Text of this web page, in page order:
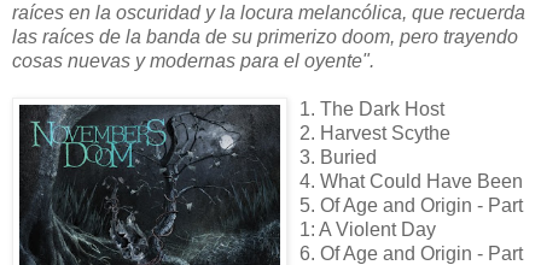
raíces en la oscuridad y la locura melancólica, que recuerda
las raíces de la banda de su primerizo doom, pero trayendo
cosas nuevas y modernas para el oyente".
1. The Dark Host
2. Harvest Scythe
3. Buried
4. What Could Have Been
5. Of Age and Origin - Part
1: A Violent Day
6. Of Age and Origin - Part